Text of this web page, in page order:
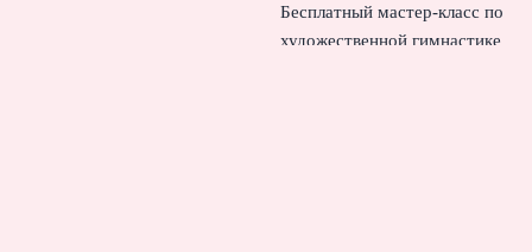
Бесплатный мастер‑класс по
художественной гимнастике